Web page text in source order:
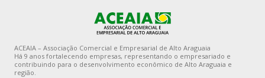
ACEAIA – Associação Comercial e Empresarial de Alto Araguaia
Há 9 anos fortalecendo empresas, representando o empresariado e
contribuindo para o desenvolvimento econômico de Alto Araguaia e
região.